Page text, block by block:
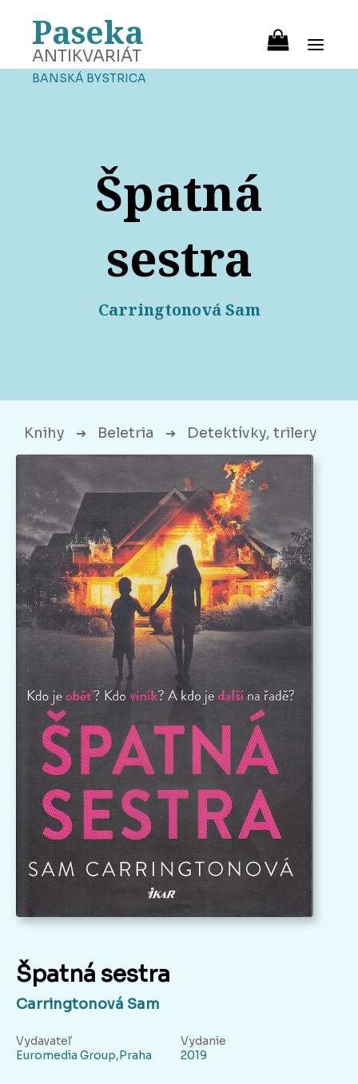
Paseka
ANTIKVARIÁT
BANSKÁ BYSTRICA
Špatná
sestra
Carringtonová Sam
Knihy ➔ Beletria ➔ Detektívky, trilery
Špatná sestra
Carringtonová Sam
Vydavateľ
Euromedia Group,Praha
Vydanie
2019